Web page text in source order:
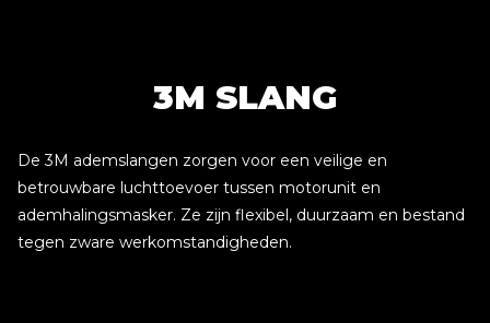
3M SLANG
De 3M ademslangen zorgen voor een veilige en
betrouwbare luchttoevoer tussen motorunit en
ademhalingsmasker. Ze zijn flexibel, duurzaam en bestand
tegen zware werkomstandigheden.